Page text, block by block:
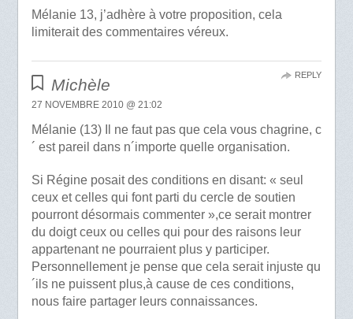
Mélanie 13, j’adhère à votre proposition, cela
limiterait des commentaires véreux.
Michèle
27 NOVEMBRE 2010 @ 21:02
Mélanie (13) Il ne faut pas que cela vous chagrine, c
´ est pareil dans n´importe quelle organisation.
Si Régine posait des conditions en disant: « seul
ceux et celles qui font parti du cercle de soutien
pourront désormais commenter »,ce serait montrer
du doigt ceux ou celles qui pour des raisons leur
appartenant ne pourraient plus y participer.
Personnellement je pense que cela serait injuste qu
´ils ne puissent plus,à cause de ces conditions,
nous faire partager leurs connaissances.
REPLY